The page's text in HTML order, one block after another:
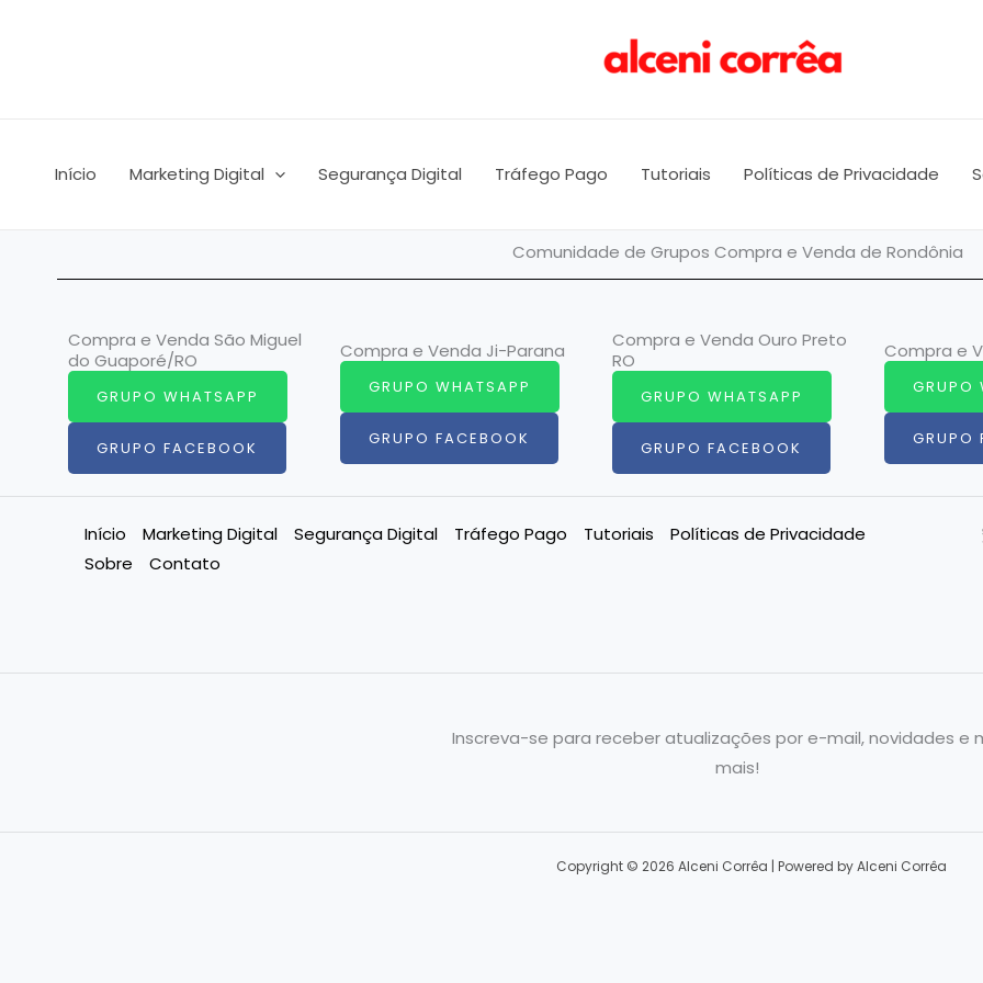
Início Marketing Digital Segurança Digital Tráfego Pago Tutoriais Políticas de Privacidade
Comunidade de Grupos Compra e Venda de Rondônia
Compra e Venda São Miguel
do Guaporé/RO
GRUPO WHATSAPP
GRUPO FACEBOOK
Compra e Venda Ji-Parana
GRUPO WHATSAPP
GRUPO FACEBOOK
Compra e Venda Ouro Preto
RO
GRUPO WHATSAPP
GRUPO FACEBOOK
Compra e
GRUPO
GRUPO
Início Marketing Digital Segurança Digital Tráfego Pago Tutoriais
Políticas de Privacidade
Sobre
Contato
Inscreva-se para receber atualizações por e-mail, novidades e
mais!
Copyright © 2026 Alceni Corrêa | Powered by Alceni Corrêa